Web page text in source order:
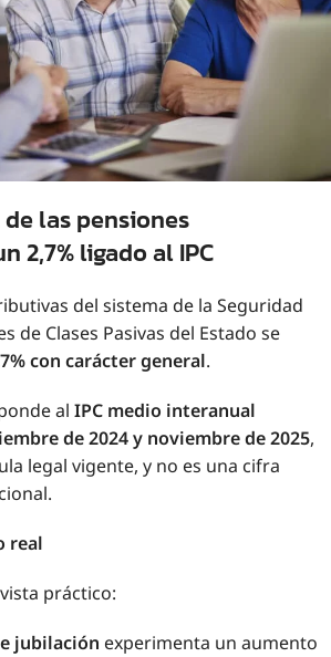
las pensiones
2,7% ligado al IPC
del sistema de la Seguridad
de Clases Pasivas del Estado se
con carácter general.
al IPC medio interanual
de 2024 y noviembre de 2025,
legal vigente, y no es una cifra
real
práctico:
jubilación experimenta un aumento